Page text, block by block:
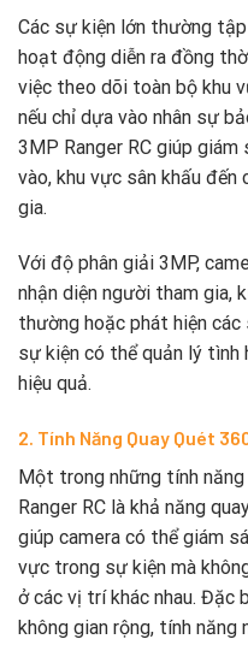
Các sự kiện lớn thường
hoạt động diễn ra đồng
việc theo dõi toàn bộ khu
nếu chỉ dựa vào nhân sự
3MP Ranger RC giúp
vào, khu vực sân khấu
gia.
Với độ phân giải 3MP,
nhận diện người tham gia,
thường hoặc phát hiện
sự kiện có thể quản lý tình
hiệu quả.
2. Tính Năng Quay Quét
Một trong những tính
Ranger RC là khả năng
giúp camera có thể giám
vực trong sự kiện mà
ở các vị trí khác nhau. Đặc
không gian rộng, tính